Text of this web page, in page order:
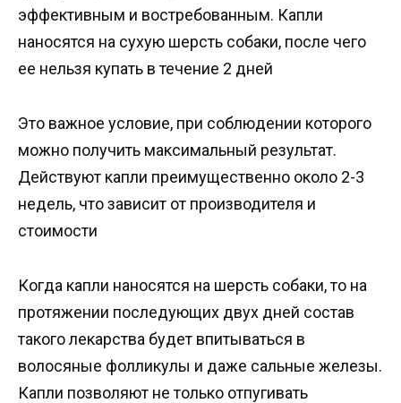
эффективным и востребованным. Капли
наносятся на сухую шерсть собаки, после чего
ее нельзя купать в течение 2 дней
Это важное условие, при соблюдении которого
можно получить максимальный результат.
Действуют капли преимущественно около 2-3
недель, что зависит от производителя и
стоимости
Когда капли наносятся на шерсть собаки, то на
протяжении последующих двух дней состав
такого лекарства будет впитываться в
волосяные фолликулы и даже сальные железы.
Капли позволяют не только отпугивать